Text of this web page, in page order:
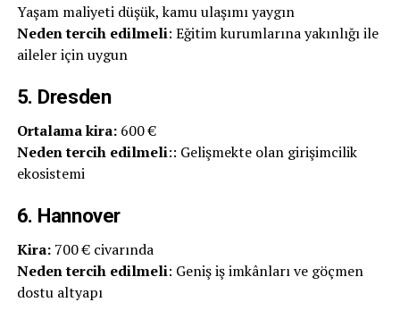
Yaşam maliyeti düşük, kamu ulaşımı yaygın
Neden tercih edilmeli: Eğitim kurumlarına yakınlığı ile
aileler için uygun
5. Dresden
Ortalama kira:600 €
Neden tercih edilmeli:: Gelişmekte olan girişimcilik
ekosistemi
6. Hannover
Kira:700 € civarında
Neden tercih edilmeli: Geniş iş imkânları ve göçmen
dostu altyapı